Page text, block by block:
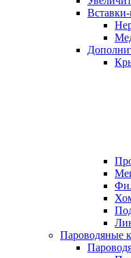
Пароводяные